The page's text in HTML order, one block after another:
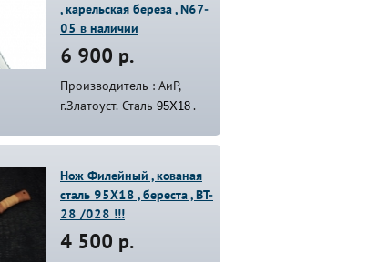
, карельская береза , N67-
05 в наличии
6 900 р.
Производитель : АиР,
г.Златоуст. Сталь 95Х18 .
Нож Филейный , кованая
сталь 95Х18 , береста , BT-
28 /028 !!!
4 500 р.